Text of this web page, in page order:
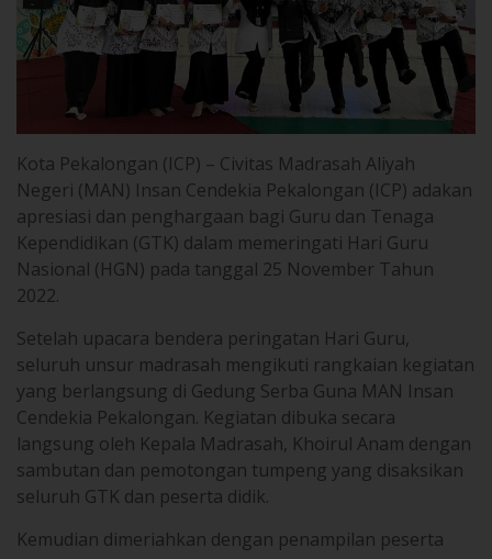
Negeri (MAN) Insan Cendekia Pekalongan (ICP) adakan
apresiasi dan penghargaan bagi Guru dan Tenaga
Kependidikan (GTK) dalam memeringati Hari Guru
Nasional (HGN) pada tanggal 25 November Tahun
2022.
seluruh unsur madrasah mengikuti rangkaian kegiatan
yang berlangsung di Gedung Serba Guna MAN Insan
Cendekia Pekalongan. Kegiatan dibuka secara
langsung oleh Kepala Madrasah, Khoirul Anam dengan
sambutan dan pemotongan tumpeng yang disaksikan
seluruh GTK dan peserta didik.
didik dari setiap angkatan dan pemberian bunga dari